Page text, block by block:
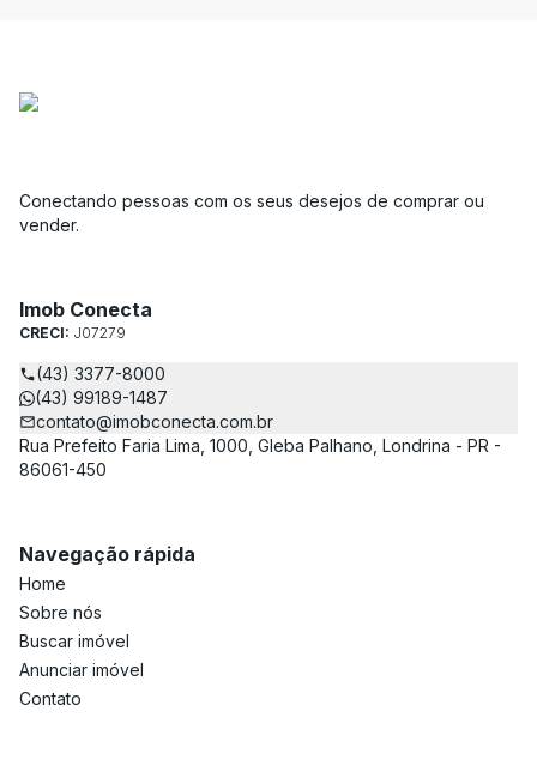
Conectando pessoas com os seus desejos de comprar ou
vender.
Imob Conecta
CRECI: J07279
(43) 3377-8000
(43) 99189-1487
contato@imobconecta.com.br
Rua Prefeito Faria Lima, 1000, Gleba Palhano, Londrina - PR -
86061-450
Navegação rápida
Home
Sobre nós
Buscar imóvel
Anunciar imóvel
Contato